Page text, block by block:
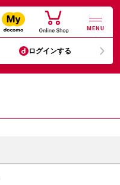
MENU
ログインする